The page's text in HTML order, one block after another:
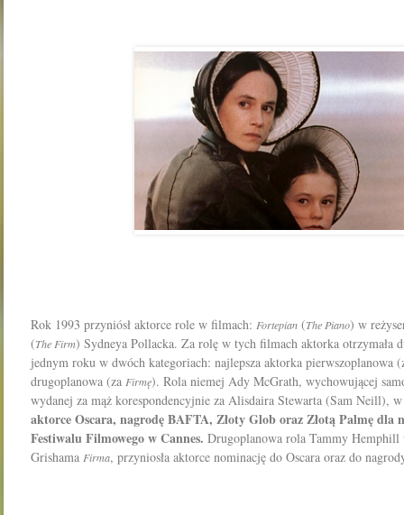
Rok 1993 przyniósł aktorce role w filmach: Fortepian (The Piano) w
(The Firm) Sydneya Pollacka. Za rolę w tych filmach aktorka otrzymała
jednym roku w dwóch kategoriach: najlepsza aktorka pierwszoplanowa
drugoplanowa (za Firmę). Rola niemej Ady McGrath, wychowującej
wydanej za mąż korespondencyjnie za Alisdaira Stewarta (Sam Neill),
aktorce Oscara, nagrodę BAFTA, Złoty Glob oraz Złotą Palmę dla
Festiwalu Filmowego w Cannes. Drugoplanowa rola Tammy Hemphill
Grishama Firma, przyniosła aktorce nominację do Oscara oraz do